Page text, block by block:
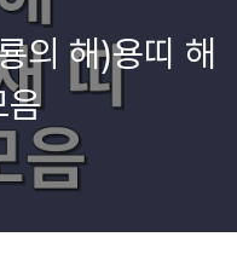
의 해)용띠 해
음